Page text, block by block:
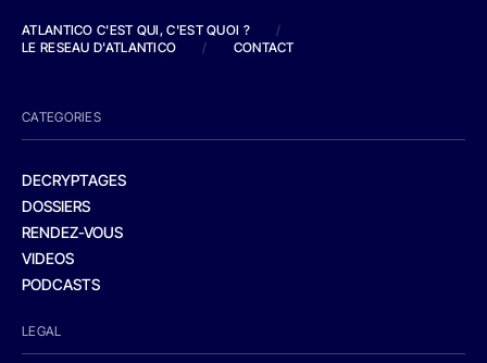
ATLANTICO C'EST QUI, C'EST QUOI ?
/
LE RESEAU D'ATLANTICO
/ CONTACT
CATEGORIES
DECRYPTAGES
DOSSIERS
RENDEZ-VOUS
VIDEOS
PODCASTS
LEGAL